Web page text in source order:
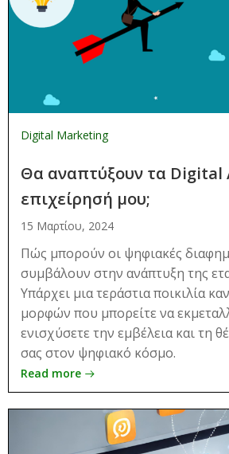
Digital Marketing
Θα αναπτύξουν τα Digital
επιχείρησή μου;
15 Μαρτίου, 2024
Πώς μπορούν οι ψηφιακές
συμβάλουν στην ανάπτυξη της
Υπάρχει μια τεράστια ποικιλία
μορφών που μπορείτε να
ενισχύσετε την εμβέλεια και τη
σας στον ψηφιακό κόσμο.
Read more